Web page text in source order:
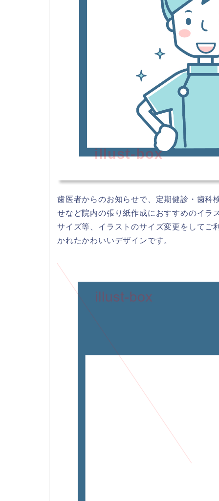
illust-box
歯医者からのお知らせで、定期健診・歯科
せなど院内の張り紙作成におすすめのイラ
サイズ等、イラストのサイズ変更をしてご
かれたかわいいデザインです。